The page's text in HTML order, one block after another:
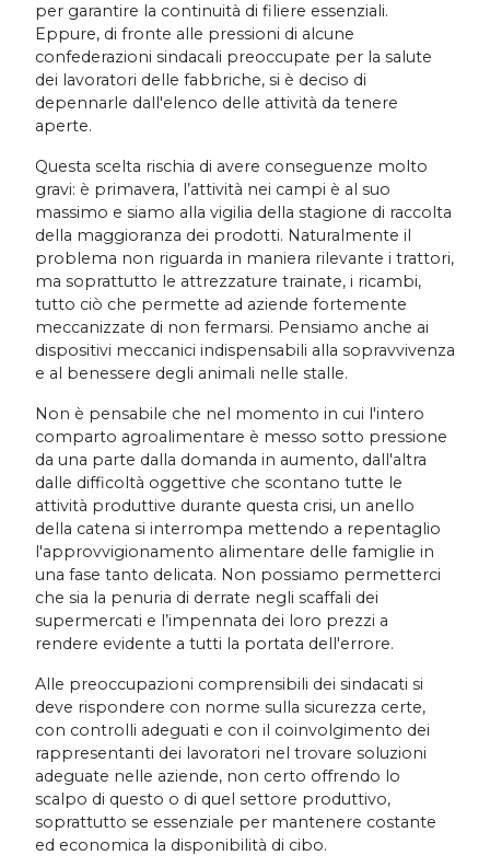
per garantire la continuità di filiere essenziali.
Eppure, di fronte alle pressioni di alcune
confederazioni sindacali preoccupate per la salute
dei lavoratori delle fabbriche, si è deciso di
depennarle dall'elenco delle attività da tenere
aperte.
Questa scelta rischia di avere conseguenze molto
gravi: è primavera, l’attività nei campi è al suo
massimo e siamo alla vigilia della stagione di raccolta
della maggioranza dei prodotti. Naturalmente il
problema non riguarda in maniera rilevante i trattori,
ma soprattutto le attrezzature trainate, i ricambi,
tutto ciò che permette ad aziende fortemente
meccanizzate di non fermarsi. Pensiamo anche ai
dispositivi meccanici indispensabili alla sopravvivenza
e al benessere degli animali nelle stalle.
Non è pensabile che nel momento in cui l'intero
comparto agroalimentare è messo sotto pressione
da una parte dalla domanda in aumento, dall'altra
dalle difficoltà oggettive che scontano tutte le
attività produttive durante questa crisi, un anello
della catena si interrompa mettendo a repentaglio
l'approvvigionamento alimentare delle famiglie in
una fase tanto delicata. Non possiamo permetterci
che sia la penuria di derrate negli scaffali dei
supermercati e l’impennata dei loro prezzi a
rendere evidente a tutti la portata dell'errore.
Alle preoccupazioni comprensibili dei sindacati si
deve rispondere con norme sulla sicurezza certe,
con controlli adeguati e con il coinvolgimento dei
rappresentanti dei lavoratori nel trovare soluzioni
adeguate nelle aziende, non certo offrendo lo
scalpo di questo o di quel settore produttivo,
soprattutto se essenziale per mantenere costante
ed economica la disponibilità di cibo.